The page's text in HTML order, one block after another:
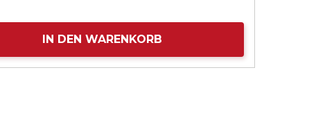
IN DEN WARENKORB